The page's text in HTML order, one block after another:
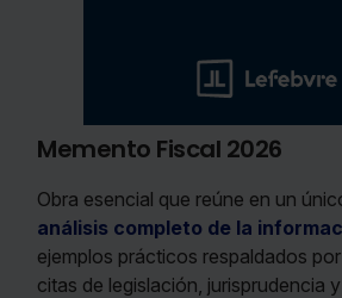
Memento Fiscal 2026
Obra esencial que reúne en un
análisis completo de la
ejemplos prácticos respaldados
citas de legislación, jurisprudencia